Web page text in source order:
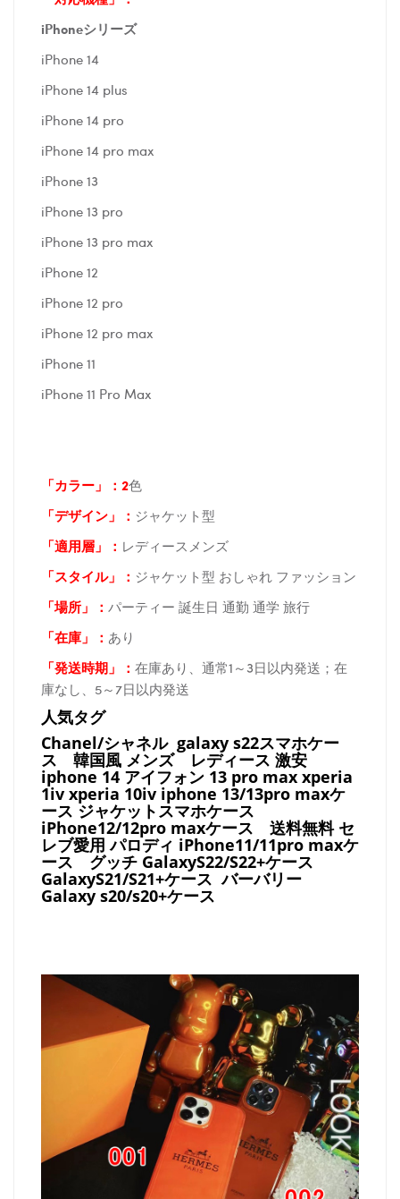
iPhoneシリーズ
iPhone 14
iPhone 14 plus
iPhone 14 pro
iPhone 14 pro max
iPhone 13
iPhone 13 pro
iPhone 13 pro max
iPhone 12
iPhone 12 pro
iPhone 12 pro max
iPhone 11
iPhone 11 Pro Max
「カラー」：2色
「デザイン」
： ジャケット型
「適用層」： レディースメンズ
「スタイル」： ジャケット型 おしゃれ ファッション
「場所 」： パーティー 誕生日 通勤 通学 旅行
「在庫 」： あり
「発送時期 」： 在庫あり、通常1～3日以内発送；在
庫なし、5～7日以内発送
人気タグ
Chanel/シャネル galaxy s22スマホケー
ス 韓国風 メンズ レディース 激安
iphone 14 アイフォン 13 pro max xperia
1iv xperia 10iv iphone 13/13pro maxケ
ース ジャケットスマホケース
iPhone12/12pro maxケース 送料無料 セ
レブ愛用 パロディ iPhone11/11pro maxケ
ース グッチ GalaxyS22/S22+ケース
GalaxyS21/S21+ケース バーバリー
Galaxy s20/s20+ケース